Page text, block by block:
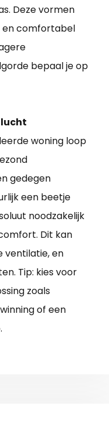
Deze vormen
en comfortabel
bepaal je op
woning loop
gedegen
een beetje
noodzakelijk
Dit kan
ventilatie, en
Tip: kies voor
zoals
of een